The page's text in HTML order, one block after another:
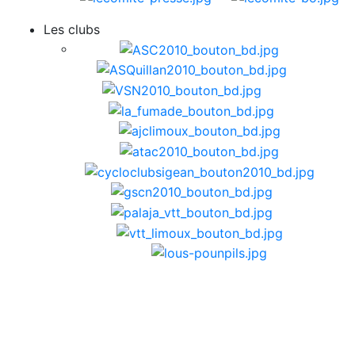
Les clubs